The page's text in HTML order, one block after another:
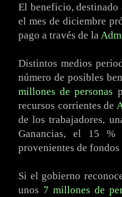
El beneficio, destinado
el mes de diciembre
pago a través de la
Distintos medios
número de posibles
millones de personas
recursos corrientes de
de los trabajadores,
Ganancias, el 15 %
provenientes de
Si el gobierno
unos 7 millones de